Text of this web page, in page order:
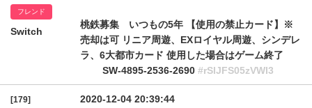
フレンド
Switch
桃鉄募集 いつもの5年 【使用の禁止カード】※
売却は可 リニア周遊、EXロイヤル周遊、シンデレ
ラ、6大都市カード 使用した場合はゲーム終了
SW-4895-2536-2690 #rSlJFS05zVWl3
[179]
2020-12-04 20:39:44